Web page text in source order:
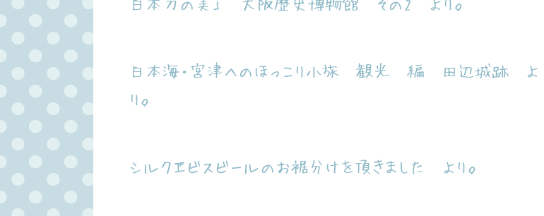
日本海・宮津へのほっこり小旅 観光 編 田辺城跡 よ
り。
シルクヱビスビールのお裾分けを頂きました より。